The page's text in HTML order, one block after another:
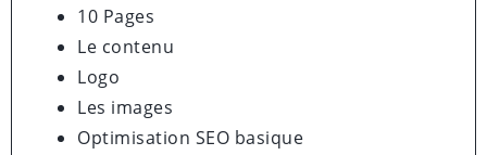
10 Pages
Le contenu
Logo
Les images
Optimisation SEO basique